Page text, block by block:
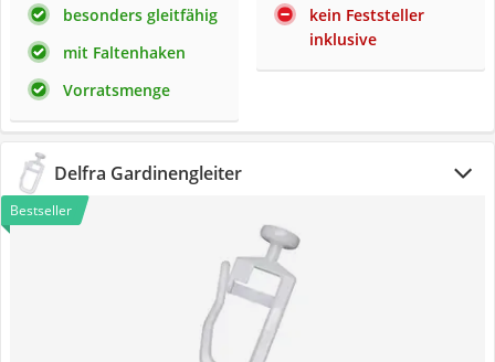
besonders gleitfähig
mit Faltenhaken
Vorratsmenge
kein Feststeller
inklusive
Delfra Gardinengleiter
Bestseller